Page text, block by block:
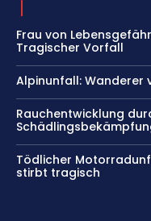
Frau von
Tragischer Vorfall
Alpinunfall: Wanderer
Rauchentwicklung
Tödlicher
stirbt tragisch